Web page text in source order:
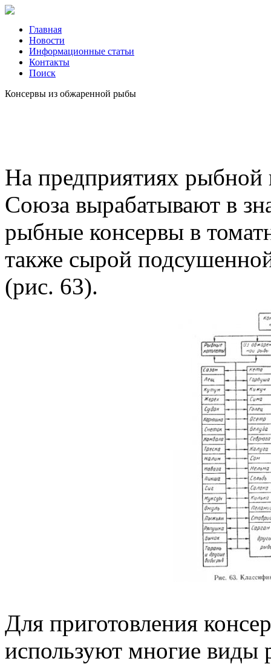
Главная
Новости
Информационные статьи
Контакты
Поиск
Консервы из обжаренной рыбы
На предприятиях
Союза вырабатывают в
рыбные консервы в
также сырой
(рис. 63).
Для приготовления
используют многие виды